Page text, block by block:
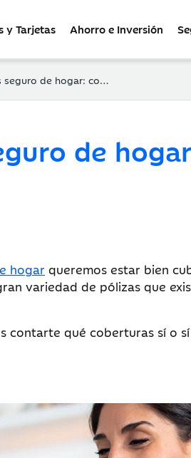
y Tarjetas Ahorro e Inversión
cosas que cubre el seguro y no sabemos
de
hogar queremos estar bien
variedad de pólizas que
contarte qué coberturas sí o